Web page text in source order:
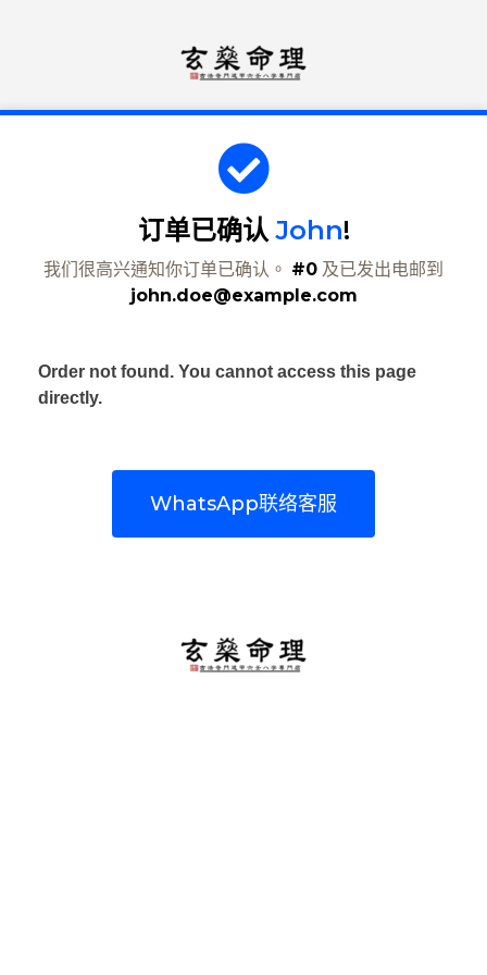
订单已确认John!
我们很高兴通知你订单已确认。 #0 及已发出电邮到
john.doe@example.com
Order not found. You cannot access this page
directly.
WhatsApp联络客服